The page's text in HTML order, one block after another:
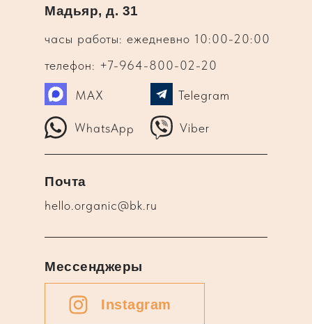
часы работы: ежедневно 10:00-20:00
Мадьяр, д. 31
телефон: +7-964-800-02-20
WhatsApp Viber
Telegram
MAX
hello.organic@bk.ru
Почта
Instagram
Мессенджеры